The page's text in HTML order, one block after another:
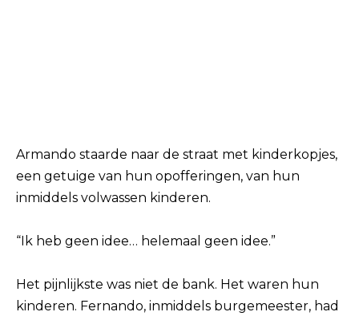
Armando staarde naar de straat met kinderkopjes,
een getuige van hun opofferingen, van hun
inmiddels volwassen kinderen.
“Ik heb geen idee… helemaal geen idee.”
Het pijnlijkste was niet de bank. Het waren hun
kinderen. Fernando, inmiddels burgemeester, had